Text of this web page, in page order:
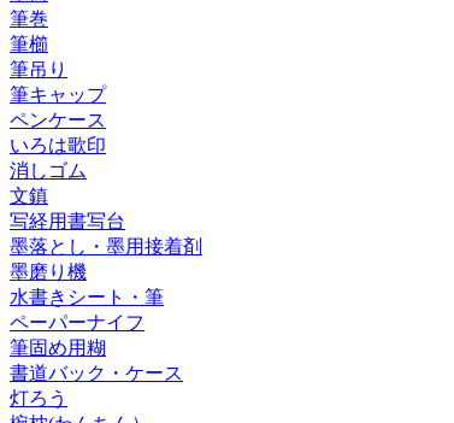
筆巻
筆櫛
筆吊り
筆キャップ
ペンケース
いろは歌印
消しゴム
文鎮
写経用書写台
墨落とし・墨用接着剤
墨磨り機
水書きシート・筆
ペーパーナイフ
筆固め用糊
書道バック・ケース
灯ろう